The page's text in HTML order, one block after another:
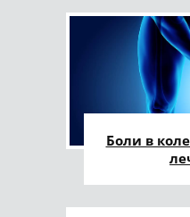
Боли в